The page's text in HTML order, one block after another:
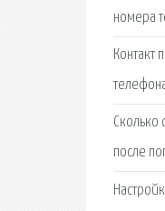
номера
Контакт
Сколько
после